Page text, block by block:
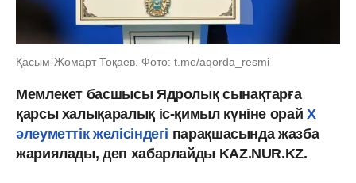
Қасым-Жомарт Тоқаев. Фото: t.me/aqorda_resmi
Мемлекет басшысы Ядролық сынақтарға
қарсы халықаралық іс-қимыл күніне орай X
әлеуметтік желісіндегі парақшасында жазба
жариялады, деп хабарлайды KAZ.NUR.KZ.